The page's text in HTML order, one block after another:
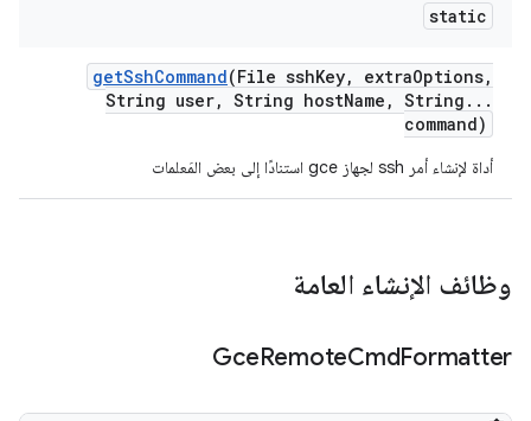
static
getSshCommand(File sshKey, extraOptions,
String user, String hostName , String . . .
command)
أداة لإنشاء أمر ssh لجهاز gce استنادًا إلى بعض المَعلمات
وظائف الإنشاء العامة
GceRemoteCmdFormatter